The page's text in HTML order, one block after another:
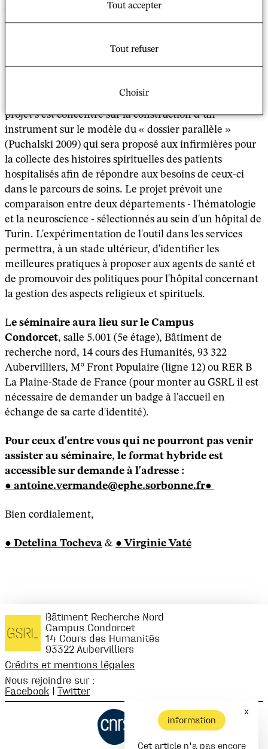
valeurs, de croyances, de comportements et d'identité
de l'individu.
La connaissance des besoins religieux et/ou spirituels
du patient par les professionnels de santé permet de
projet s’est concentré sur la construction d’un
instrument sur le modèle du « dossier parallèle »
(Puchalski 2009) qui sera proposé aux infirmières pour
la collecte des histoires spirituelles des patients
hospitalisés afin de répondre aux besoins de ceux-ci
dans le parcours de soins. Le projet prévoit une
comparaison entre deux départements - l'hématologie
et la neuroscience - sélectionnés au sein d'un hôpital de
Turin. L'expérimentation de l'outil dans les services
permettra, à un stade ultérieur, d'identifier les
meilleures pratiques à proposer aux agents de santé et
de promouvoir des politiques pour l'hôpital concernant
la gestion des aspects religieux et spirituels.
Le séminaire aura lieu sur le Campus
Condorcet, salle 5.001 (5e étage), Bâtiment de
recherche nord, 14 cours des Humanités, 93 322
Aubervilliers, M° Front Populaire (ligne 12) ou RER B
La Plaine-Stade de France (pour monter au GSRL il est
nécessaire de demander un badge à l'accueil en
échange de sa carte d'identité).
Pour ceux d'entre vous qui ne pourront pas venir
assister au séminaire, le format hybride est
accessible sur demande à l'adresse :
antoine.vermande@ephe.sorbonne.fr
Bien cordialement,
Detelina Tocheva & Virginie Vaté
x
information
Cet article n'a pas encore
Tout accepter
Tout refuser
Choisir
Bâtiment Recherche Nord
Campus Condorcet
14 Cours des Humanités
93322 Aubervilliers
Crédits et mentions légales
Nous rejoindre sur :
Facebook | Twitter